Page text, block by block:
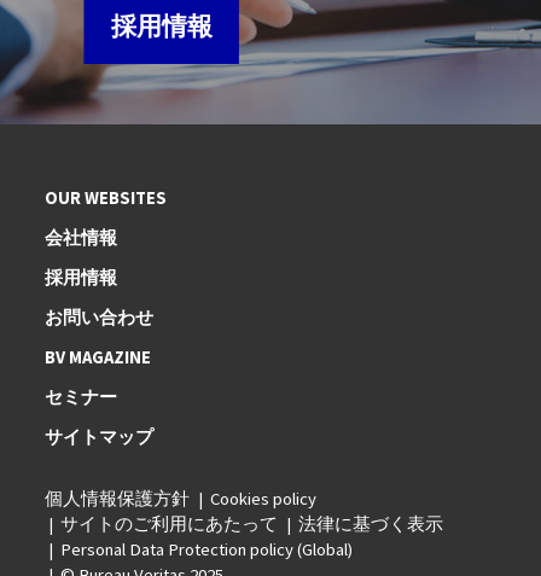
採用情報
OUR WEBSITES
会社情報
採用情報
お問い合わせ
BV MAGAZINE
セミナー
サイトマップ
個人情報保護方針
Cookies policy
サイトのご利用にあたって
法律に基づく表示
Personal Data Protection policy (Global)